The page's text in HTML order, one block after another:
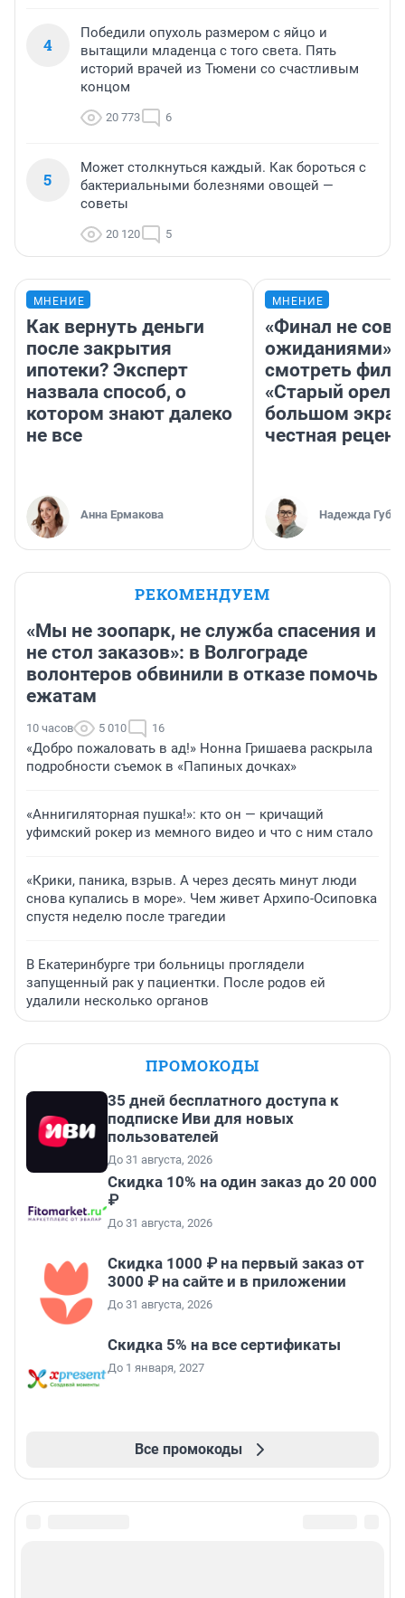
4
Победили опухоль размером с яйцо и
вытащили младенца с того света. Пять
историй врачей из Тюмени со счастливым
концом
20 773 6
5
Может столкнуться каждый. Как бороться с
бактериальными болезнями овощей —
советы
20 120 5
МНЕНИЕ
Как вернуть деньги
после закрытия
ипотеки? Эксперт
назвала способ, о
котором знают далеко
не все
Анна Ермакова
МНЕНИЕ
«Финал не
ожиданиями»:
смотреть
«Старый орел»
большом
честная
Надежда
РЕКОМЕНДУЕМ
«Мы не зоопарк, не служба спасения и
не стол заказов»: в Волгограде
волонтеров обвинили в отказе помочь
ежатам
10 часов 5 010 16
«Добро пожаловать в ад!» Нонна Гришаева раскрыла
подробности съемок в «Папиных дочках»
«Аннигиляторная пушка!»: кто он — кричащий
уфимский рокер из мемного видео и что с ним стало
«Крики, паника, взрыв. А через десять минут люди
снова купались в море». Чем живет Архипо-Осиповка
спустя неделю после трагедии
В Екатеринбурге три больницы проглядели
запущенный рак у пациентки. После родов ей
удалили несколько органов
ПРОМОКОДЫ
35 дней бесплатного доступа к
подписке Иви для новых
пользователей
До 31 августа, 2026
Скидка 10% на один заказ до 20 000
₽
До 31 августа, 2026
Скидка 1000 ₽ на первый заказ от
3000 ₽ на сайте и в приложении
До 31 августа, 2026
Скидка 5% на все сертификаты
До 1 января, 2027
Все промокоды